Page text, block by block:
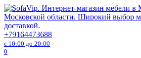
Перейти
к
содержанию
+79164473688
с 10:00 до 20:00
0